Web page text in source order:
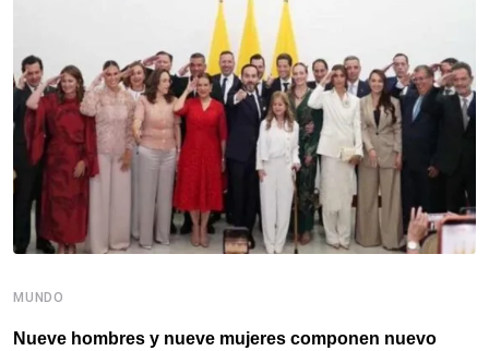
MUNDO
Nueve hombres y nueve mujeres componen nuevo